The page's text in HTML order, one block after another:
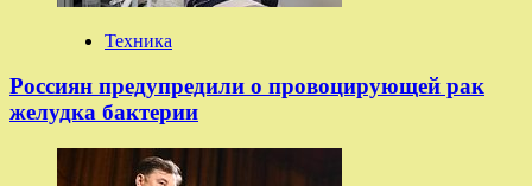
Техника
Россиян предупредили о провоцирующей рак
желудка бактерии